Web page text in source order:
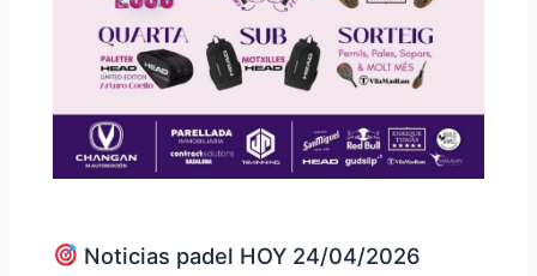
Noticias padel HOY 24/04/2026